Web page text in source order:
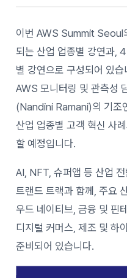
이번 AWS Summit Seoul
되는 산업 업종별 강연과,
별 강연으로 구성되어 있
AWS 모니터링 및 관측성
(Nandini Ramani)의 기조
산업 업종별 고객 혁신 사
할 예정입니다.
AI, NFT, 슈퍼앱 등 산업
트랜드 트랙과 함께, 주요
우드 네이티브, 금융 및 핀
디지털 커머스, 제조 및 하
준비되어 있습니다.